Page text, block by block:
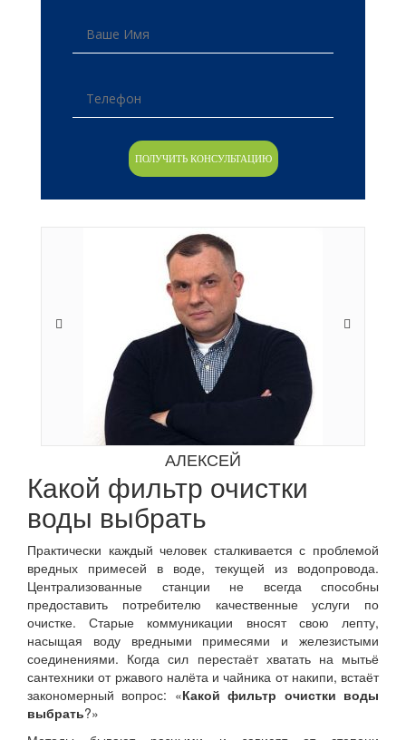
АЛЕКСЕЙ
Какой фильтр очистки
воды выбрать
Практически каждый человек сталкивается с проблемой
вредных примесей в воде, текущей из водопровода.
Централизованные станции не всегда способны
предоставить потребителю качественные услуги по
очистке. Старые коммуникации вносят свою лепту,
насыщая воду вредными примесями и железистыми
соединениями. Когда сил перестаёт хватать на мытьё
сантехники от ржавого налёта и чайника от накипи, встаёт
закономерный вопрос: «Какой фильтр очистки воды
выбрать?»